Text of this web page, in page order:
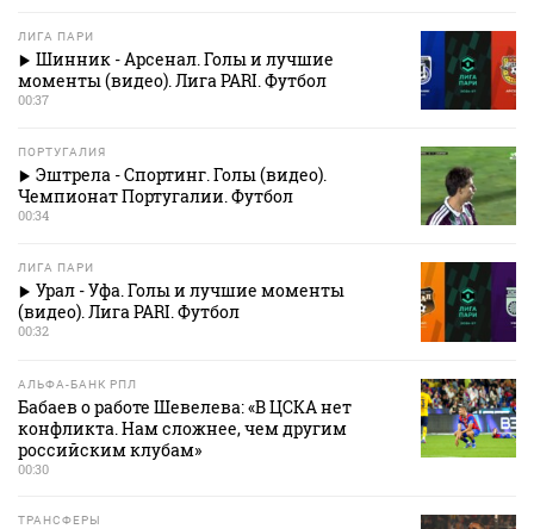
ЛИГА ПАРИ
Шинник - Арсенал. Голы и лучшие
моменты (видео). Лига PARI. Футбол
00:37
ПОРТУГАЛИЯ
Эштрела - Спортинг. Голы (видео).
Чемпионат Португалии. Футбол
00:34
ЛИГА ПАРИ
Урал - Уфа. Голы и лучшие моменты
(видео). Лига PARI. Футбол
00:32
АЛЬФА-БАНК РПЛ
Бабаев о работе Шевелева: «В ЦСКА нет
конфликта. Нам сложнее, чем другим
российским клубам»
00:30
ТРАНСФЕРЫ